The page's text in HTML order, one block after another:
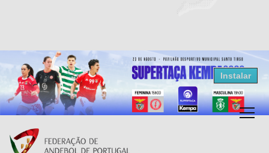
Resultados Andebol
Federação de Andebol de Portugal
Grátis - Disponivel na Play Store
Instalar